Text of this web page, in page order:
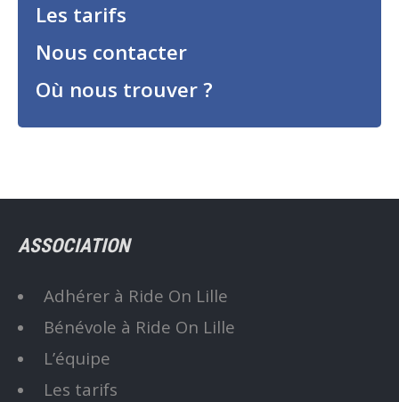
Les tarifs
Nous contacter
Où nous trouver ?
ASSOCIATION
Adhérer à Ride On Lille
Bénévole à Ride On Lille
L’équipe
Les tarifs